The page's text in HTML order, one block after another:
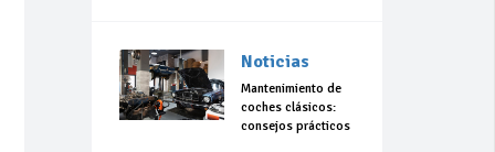
Noticias
Mantenimiento de
coches clásicos:
consejos prácticos